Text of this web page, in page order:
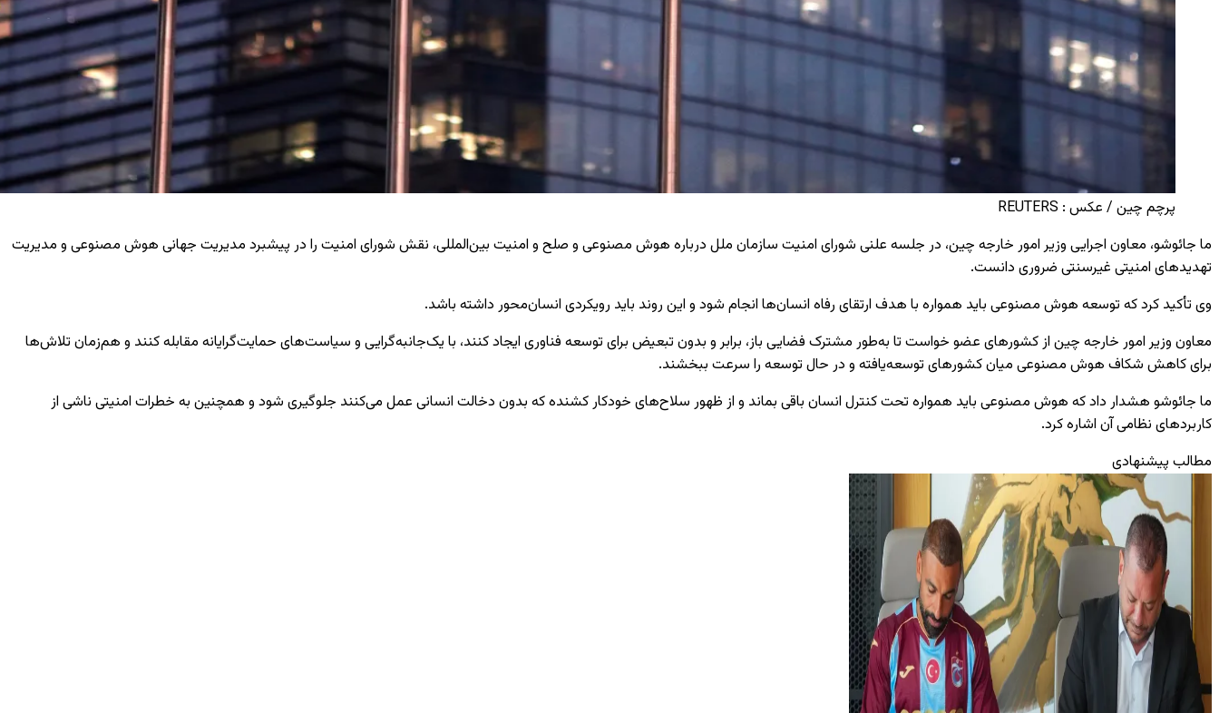
پرچم چین / عکس : REUTERS
ما جائوشو، معاون اجرایی وزیر امور خارجه چین، در جلسه علنی شورای امنیت سازمان ملل درباره هوش مصنوعی و صلح و امنیت بین‌المللی، نقش شورای امنیت را در پیشبرد مدیریت جهانی هوش مصنوعی و مدیریت
تهدیدهای امنیتی غیرسنتی ضروری دانست.
وی تأکید کرد که توسعه هوش مصنوعی باید همواره با هدف ارتقای رفاه انسان‌ها انجام شود و این روند باید رویکردی انسان‌محور داشته باشد.
معاون وزیر امور خارجه چین از کشورهای عضو خواست تا به‌طور مشترک فضایی باز، برابر و بدون تبعیض برای توسعه فناوری ایجاد کنند، با یک‌جانبه‌گرایی و سیاست‌های حمایت‌گرایانه مقابله کنند و هم‌زمان تلاش‌ها
برای کاهش شکاف هوش مصنوعی میان کشورهای توسعه‌یافته و در حال توسعه را سرعت ببخشند.
ما جائوشو هشدار داد که هوش مصنوعی باید همواره تحت کنترل انسان باقی بماند و از ظهور سلاح‌های خودکار کشنده که بدون دخالت انسانی عمل می‌کنند جلوگیری شود و همچنین به خطرات امنیتی ناشی از
کاربردهای نظامی آن اشاره کرد.
مطالب پیشنهادی